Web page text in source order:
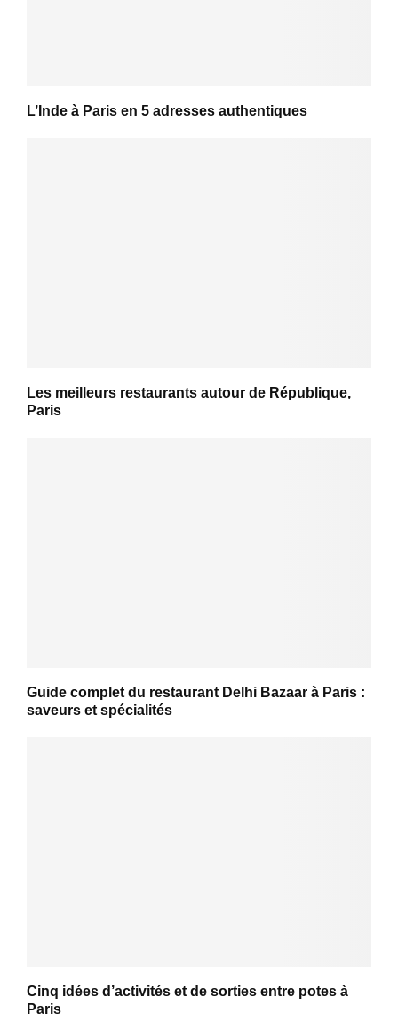
L’Inde à Paris en 5 adresses authentiques
Les meilleurs restaurants autour de République,
Paris
Guide complet du restaurant Delhi Bazaar à Paris :
saveurs et spécialités
Cinq idées d’activités et de sorties entre potes à
Paris